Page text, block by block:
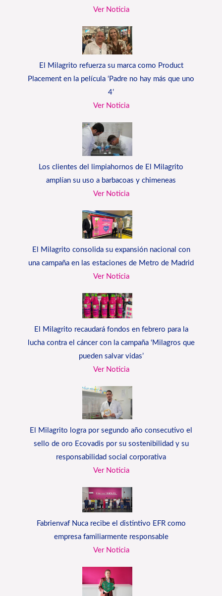
Ver Noticia
El Milagrito refuerza su marca como Product
Placement en la película ‘Padre no hay más que uno
4’
Ver Noticia
Los clientes del limpiahornos de El Milagrito
amplían su uso a barbacoas y chimeneas
Ver Noticia
El Milagrito consolida su expansión nacional con
una campaña en las estaciones de Metro de Madrid
Ver Noticia
El Milagrito recaudará fondos en febrero para la
lucha contra el cáncer con la campaña ‘Milagros que
pueden salvar vidas’
Ver Noticia
El Milagrito logra por segundo año consecutivo el
sello de oro Ecovadis por su sostenibilidad y su
responsabilidad social corporativa
Ver Noticia
Fabrienvaf Nuca recibe el distintivo EFR como
empresa familiarmente responsable
Ver Noticia